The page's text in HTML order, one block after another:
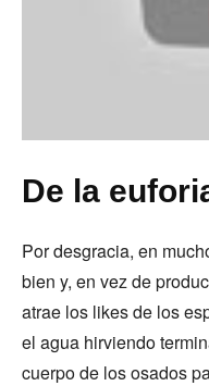
De la
Por desgracia, en
bien y, en vez de
atrae los likes de los
el agua hirviendo
cuerpo de los osados